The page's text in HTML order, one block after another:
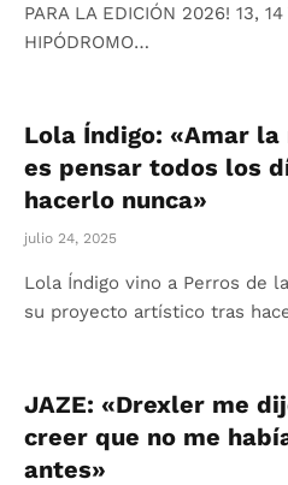
PARA LA EDICIÓN 2026! 13,
HIPÓDROMO…
Lola Índigo: «Amar
es pensar todos los
hacerlo nunca»
julio 24, 2025
Lola Índigo vino a Perros de
su proyecto artístico tras
JAZE: «Drexler me
creer que no me
antes»